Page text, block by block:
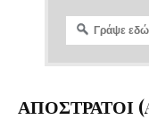
ΑΠΟΣΤΡΑΤΟΙ